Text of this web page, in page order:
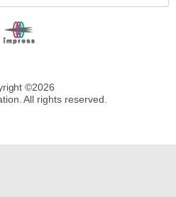
©2026
All rights reserved.